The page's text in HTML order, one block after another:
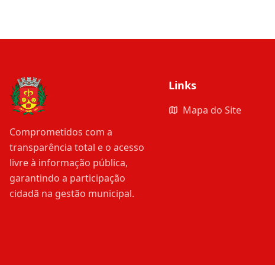
Comprometidos com a
transparência total e o acesso
livre à informação pública,
garantindo a participação
cidadã na gestão municipal.
Links
Mapa do Site